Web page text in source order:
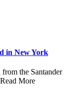
in New York
the Santander
More